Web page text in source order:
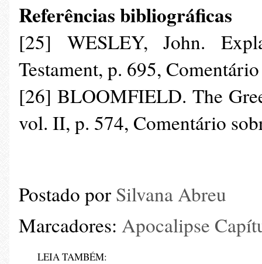
Referências bibliográficas
[25] WESLEY, John.
Testament, p. 695,
[26] BLOOMFIELD. The
vol. II, p. 574, Comentário
Postado por Silvana Abreu
Marcadores: Apocalipse
LEIA TAMBÉM: